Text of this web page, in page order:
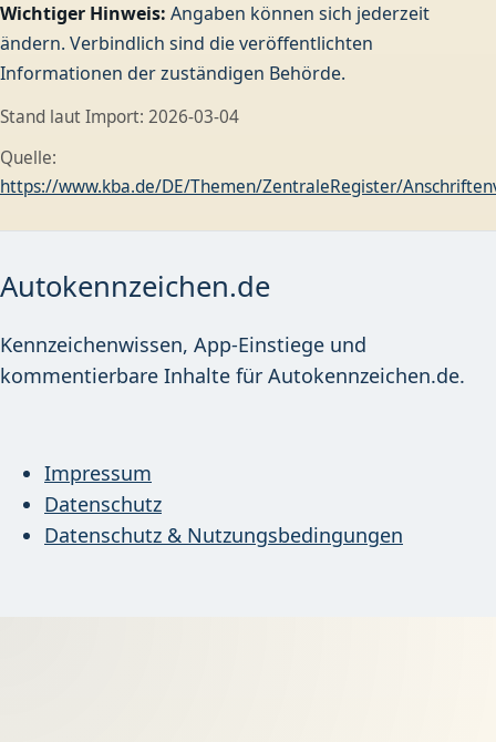
Wichtiger Hinweis: Angaben können sich jederzeit
ändern. Verbindlich sind die veröffentlichten
Informationen der zuständigen Behörde.
Stand laut Import: 2026-03-04
Quelle:
https://www.kba.de/DE/Themen/ZentraleRegister/
Autokennzeichen.de
Kennzeichenwissen, App-Einstiege und
kommentierbare Inhalte für Autokennzeichen.de.
Impressum
Datenschutz
Datenschutz & Nutzungsbedingungen